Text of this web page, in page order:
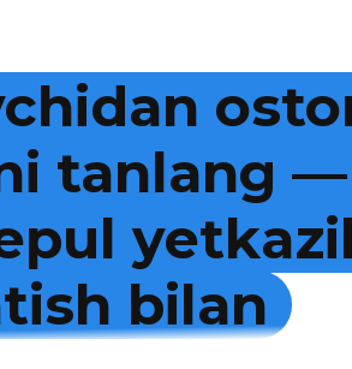
tanlang
bilan